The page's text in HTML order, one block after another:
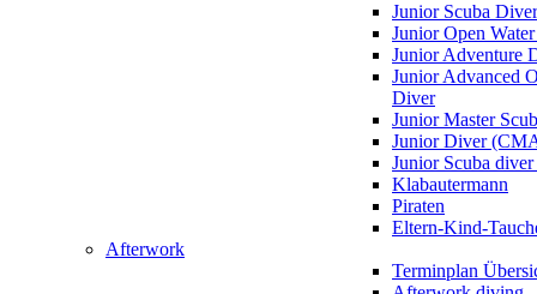
Junior Scuba Diver
Junior Open
Junior Adventure
Junior Advanced
Diver
Junior Master
Junior Diver
Junior Scuba
Klabautermann
Piraten
Eltern-Kind-
Afterwork
Terminplan